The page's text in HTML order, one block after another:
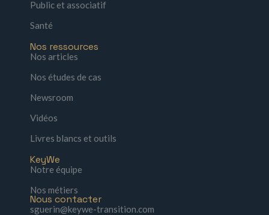
Public et associatif
Santé
Nos ressources
Nos articles
Nos études de cas
Newsroom
Vidéos
Livres blancs et outils
KeyWe
Notre équipe
Nos métiers
Nous contacter
sguerin@keywe-transition.com